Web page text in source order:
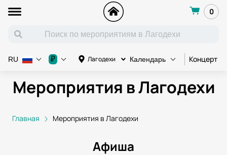
0
Лагодехи Календарь Концерт
RU ₽
Мероприятия в Лагодехи
Главная Мероприятия в Лагодехи
Афиша